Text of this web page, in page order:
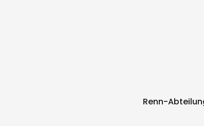
RC Radl Renn-